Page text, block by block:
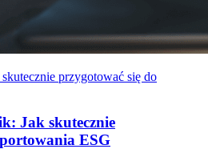
przygotować się do
Jak skutecznie
ESG